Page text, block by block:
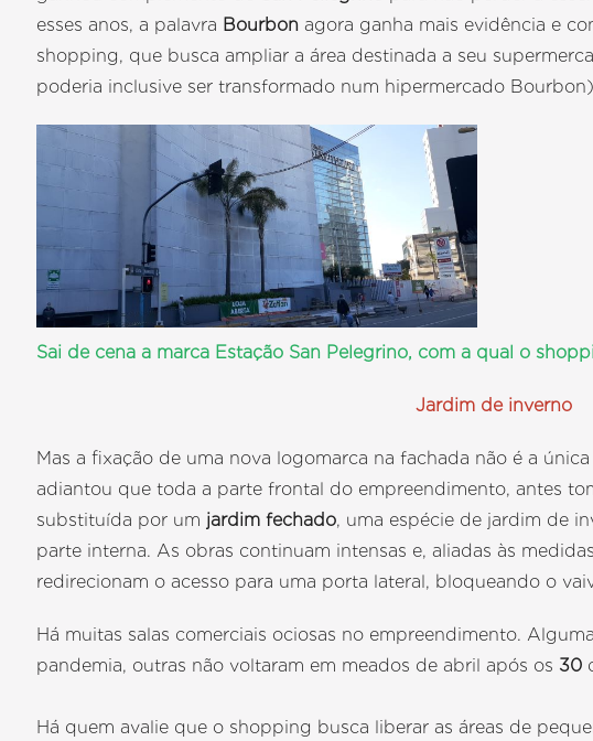
esses anos, a palavra Bourbonagora ganha mais evidência e
shopping, que busca ampliar a área destinada a seu
poderia inclusive ser transformado num hipermercado
Sai de cena a marca Estação San Pelegrino, com a qual o
Jardim de inverno
Mas a fixação de uma nova logomarca na fachada não é a
adiantou que toda a parte frontal do empreendimento, antes
substituída por um jardim fechado, uma espécie de jardim de
parte interna. As obras continuam intensas e, aliadas às
redirecionam o acesso para uma porta lateral, bloqueando o
Há muitas salas comerciais ociosas no empreendimento.
pandemia, outras não voltaram em meados de abril após os 30
Há quem avalie que o shopping busca liberar as áreas de